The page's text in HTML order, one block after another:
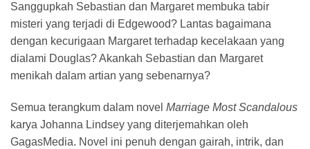
Sanggupkah Sebastian dan Margaret membuka tabir
misteri yang terjadi di Edgewood? Lantas bagaimana
dengan kecurigaan Margaret terhadap kecelakaan yang
dialami Douglas? Akankah Sebastian dan Margaret
menikah dalam artian yang sebenarnya?
Semua terangkum dalam novel Marriage Most Scandalous
karya Johanna Lindsey yang diterjemahkan oleh
GagasMedia. Novel ini penuh dengan gairah, intrik, dan